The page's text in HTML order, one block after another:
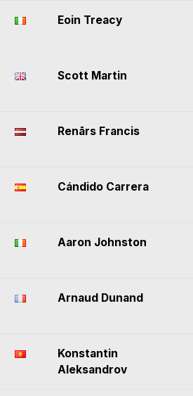
Eoin Treacy
Scott Martin
Renārs Francis
Cándido Carrera
Aaron Johnston
Arnaud Dunand
Konstantin
Aleksandrov